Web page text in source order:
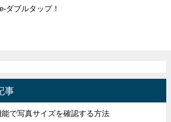
ダブルタップ！
事
能で写真サイズを確認する方法